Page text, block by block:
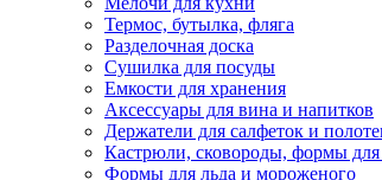
Термос, бутылка, фляга
Разделочная доска
Сушилка для посуды
Емкости для хранения
Аксессуары для вина и напитков
Держатели для салфеток и
Кастрюли, сковороды, формы
Формы для льда и мороженого